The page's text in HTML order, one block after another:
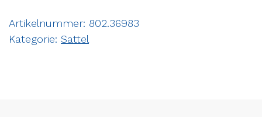
Artikelnummer: 802.36983
Kategorie: Sattel